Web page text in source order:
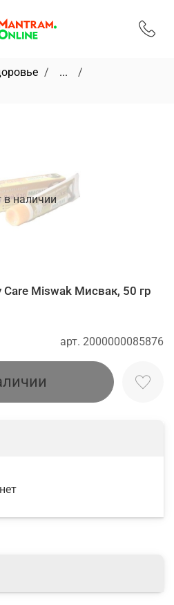
...
в наличии
арт. 2000000085876
Care Miswak Мисвак, 50 гр
нет